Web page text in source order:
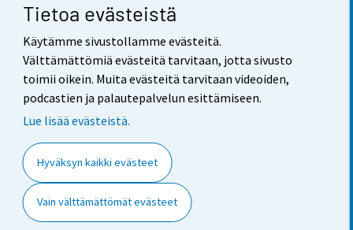
Tietoa evästeistä
Käytämme sivustollamme evästeitä.
Välttämättömiä evästeitä tarvitaan, jotta sivusto
toimii oikein. Muita evästeitä tarvitaan videoiden,
podcastien ja palautepalvelun esittämiseen.
Lue lisää evästeistä.
Hyväksyn kaikki evästeet
Vain välttämättömät evästeet
Yhteystiedot
Palaute
Käyttöehdot
Saavutettavuus
Tietoa sivustosta
Evästeasetukset